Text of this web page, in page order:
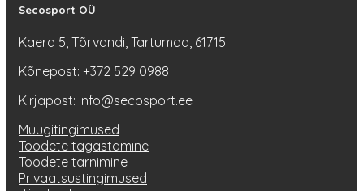
Secosport OÜ
Kaera 5, Tõrvandi, Tartumaa, 61715
Kõnepost: +372 529 0988
Kirjapost: info@secosport.ee
Müügitingimused
Toodete tagastamine
Toodete tarnimine
Privaatsustingimused